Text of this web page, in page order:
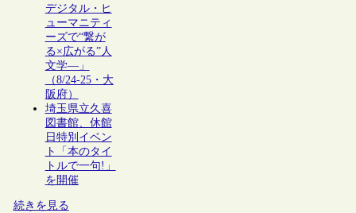
デジタル・ヒ
ューマニティ
ーズで“繋が
る×広がる”人
文学―」
（8/24-25・大
阪府）
埼玉県立久喜
図書館、休館
日特別イベン
ト「本のタイ
トルで一句!」
を開催
続きを見る